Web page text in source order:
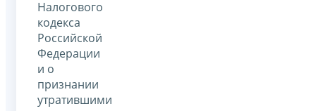
Налогового
кодекса
Российской
Федерации
и о
признании
утратившими